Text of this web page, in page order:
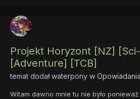
Projekt Horyzont [NZ]
[Adventure] [TCB]
temat dodałwaterpony w
Witam dawno mnie tu nie było ponieważ